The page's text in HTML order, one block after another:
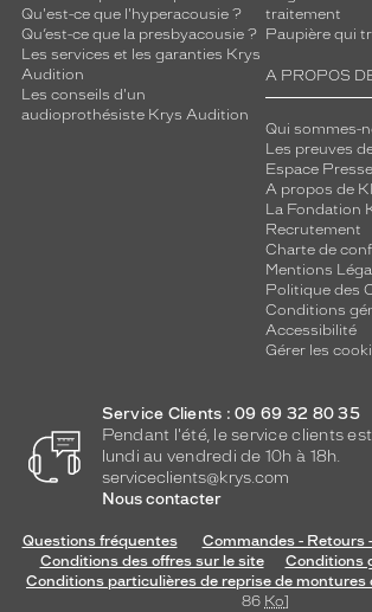
Qu'est-ce que l'hyperacousie ?
Qu’est-ce que la presbyacousie ?
Les services et les garanties Krys
Audition
Les conseils d'un
audioprothésiste Krys Audition
traitement
Paupière qui
A PROPOS
Qui sommes-
Les preuves
Espace Presse
A propos de
La Fondation
Recrutement
Charte de
Mentions
Politique des
Conditions
Accessibilité
Gérer les
Service Clients : 09 69 32 80 35
Pendant l'été, le service clients
lundi au vendredi de 10h à 18h.
serviceclients@krys.com
Nous contacter
Questions fréquentes
Commandes - Retours
Conditions des offres sur le site
Conditions
Conditions particulières de reprise de montures
86 Ko]